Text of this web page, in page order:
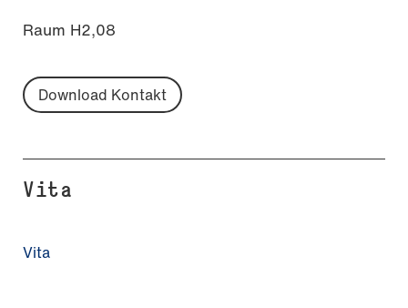
Raum H2,08
Download Kontakt
Vita
Vita